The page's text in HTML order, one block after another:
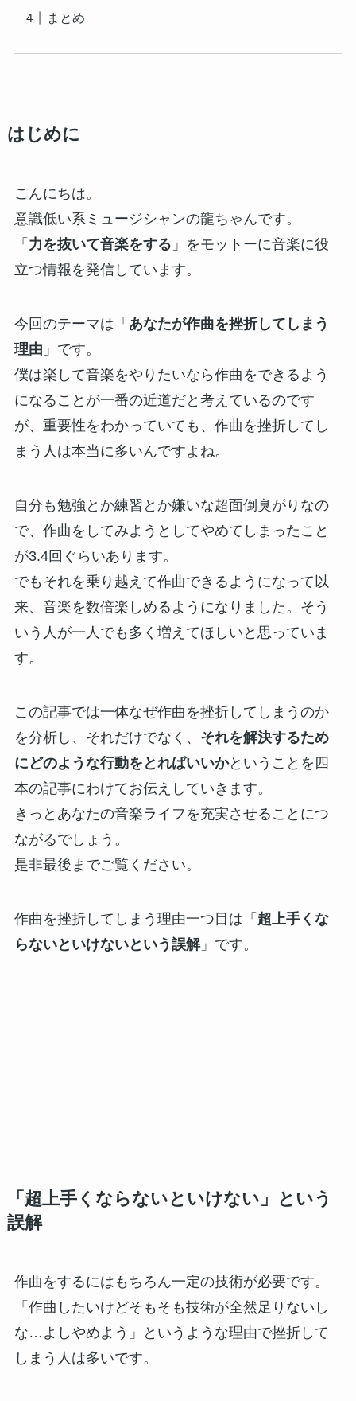
まとめ
はじめに
こんにちは。
意識低い系ミュージシャンの龍ちゃんです。
「 力を抜いて音楽をする 」をモットーに音楽に役
立つ情報を発信しています。
今回のテーマは「 あなたが作曲を挫折してしまう
理由 」です。
僕は楽して音楽をやりたいなら作曲をできるよう
になることが一番の近道だと考えているのです
が、重要性をわかっていても、作曲を挫折してし
まう人は本当に多いんですよね。
自分も勉強とか練習とか嫌いな超面倒臭がりなの
で、作曲をしてみようとしてやめてしまったこと
が3.4回ぐらいあります。
でもそれを乗り越えて作曲できるようになって以
来、音楽を数倍楽しめるようになりました。そう
いう人が一人でも多く増えてほしいと思っていま
す。
この記事では一体なぜ作曲を挫折してしまうのか
を分析し、それだけでなく、 それを解決するため
にどのような行動をとればいいかということを四
本の記事にわけてお伝えしていきます。
きっとあなたの音楽ライフを充実させることにつ
ながるでしょう。
是非最後までご覧ください。
作曲を挫折してしまう理由一つ目は「 超上手くな
らないといけないという誤解」です。
「超上手くならないといけない」という
誤解
作曲をするにはもちろん一定の技術が必要です。
「作曲したいけどそもそも技術が全然足りないし
な…よしやめよう」というような理由で挫折して
しまう人は多いです。